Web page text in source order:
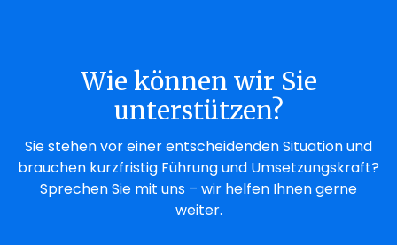
Wie können wir Sie
unterstützen?
Sie stehen vor einer entscheidenden Situation und
brauchen kurzfristig Führung und Umsetzungskraft?
Sprechen Sie mit uns – wir helfen Ihnen gerne
weiter.